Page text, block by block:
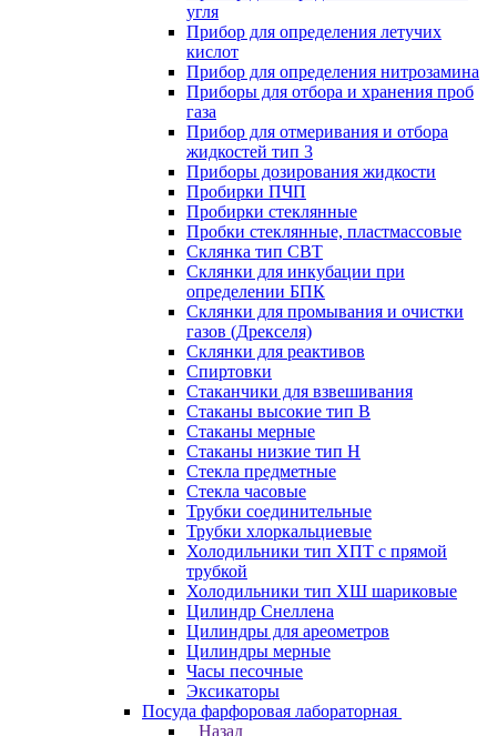
угля
Прибор для определения летучих
кислот
Прибор для определения нитрозамина
Приборы для отбора и хранения проб
газа
Прибор для отмеривания и отбора
жидкостей тип 3
Приборы дозирования жидкости
Пробирки ПЧП
Пробирки стеклянные
Пробки стеклянные, пластмассовые
Склянка тип СВТ
Склянки для инкубации при
определении БПК
Склянки для промывания и очистки
газов (Дрекселя)
Склянки для реактивов
Спиртовки
Стаканчики для взвешивания
Стаканы высокие тип В
Стаканы мерные
Стаканы низкие тип Н
Стекла предметные
Стекла часовые
Трубки соединительные
Трубки хлоркальциевые
Холодильники тип ХПТ с прямой
трубкой
Холодильники тип ХШ шариковые
Цилиндр Снеллена
Цилиндры для ареометров
Цилиндры мерные
Часы песочные
Эксикаторы
Посуда фарфоровая лабораторная
Назад